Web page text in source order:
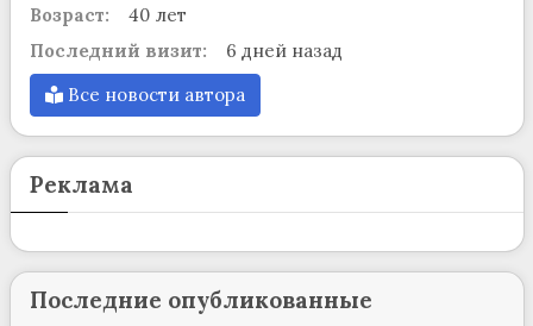
Возраст:
40 лет
Последний визит:
6 дней назад
Все новости автора
Реклама
Последние опубликованные